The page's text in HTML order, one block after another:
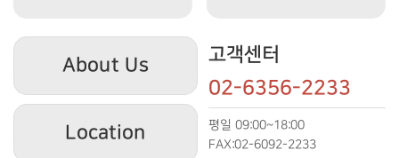
About Us
Location
고객센터
02-6356-2233
평일 09:00~18:00
FAX:02-6092-2233